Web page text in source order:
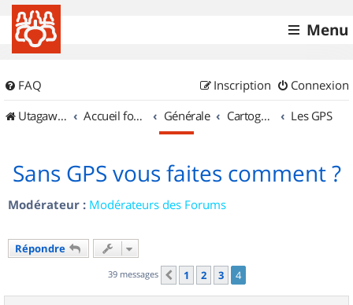
Menu
FAQ Connexion
Inscription
UtagawaVTT (Randos VTT et VTTAE avec traces GPS)
Accueil forum Générale Cartographie et GPS Les GPS
Sans GPS vous faites comment ?
Modérateur : Modérateurs des Forums
Répondre
39 messages Précédent
1 2 3 4